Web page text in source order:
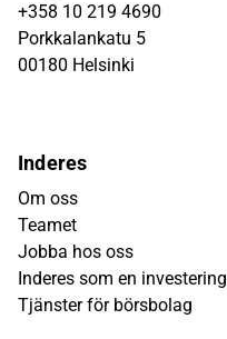
+358 10 219 4690
Porkkalankatu 5
00180 Helsinki
Inderes
Om oss
Teamet
Jobba hos oss
Inderes som en investering
Tjänster för börsbolag